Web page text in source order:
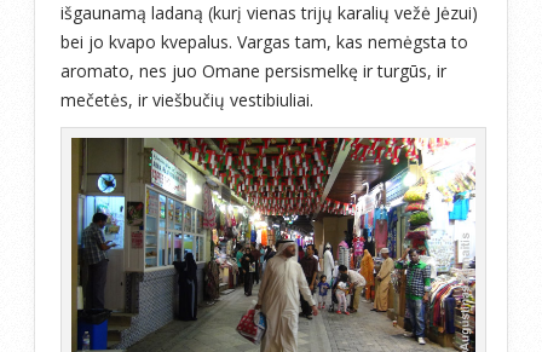
išgaunamą ladaną (kurį vienas trijų karalių vežė Jėzui)
bei jo kvapo kvepalus. Vargas tam, kas nemėgsta to
aromato, nes juo Omane persismelkę ir turgūs, ir
mečetės, ir viešbučių vestibiuliai.